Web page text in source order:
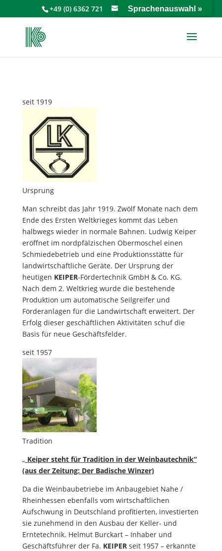
+49 (0) 6362 721 info@keiperkg.de
seit 1919
Ursprung
Man schreibt das Jahr 1919. Zwölf Monate nach dem
Ende des Ersten Weltkrieges kommt das Leben
halbwegs wieder in normale Bahnen. Ludwig Keiper
eröffnet im nordpfälzischen Obermoschel einen
Schmiedebetrieb und eine Produktionsstätte für
landwirtschaftliche Geräte. Der Ursprung der
heutigen KEIPER-Fördertechnik GmbH & Co. KG.
Nach dem 2. Weltkrieg wurde die bestehende
Produktion um automatische Seilgreifer und
Förderanlagen für die Landwirtschaft erweitert. Der
Erfolg dieser geschäftlichen Aktivitäten schuf die
Basis für neue Geschäftsfelder.
seit 1957
Tradition
„ Keiper steht für Tradition in der Weinbautechnik“
(aus der Zeitung: Der Badische Winzer)
Da die Weinbaubetriebe im Anbaugebiet Nahe /
Rheinhessen ebenfalls vom wirtschaftlichen
Aufschwung in Deutschland profitierten, investierten
sie zunehmend in den Ausbau der Keller- und
Erntetechnik. Helmut Burckart – Inhaber und
Geschäftsführer der Fa. KEIPER seit 1957 – erkannte
Sprachenauswahl »